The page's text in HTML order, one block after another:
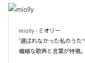
miolly - ミオリー
”選ばれなかった私のうた